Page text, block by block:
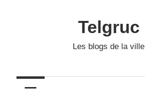
Telgruc
Les blogs de la ville